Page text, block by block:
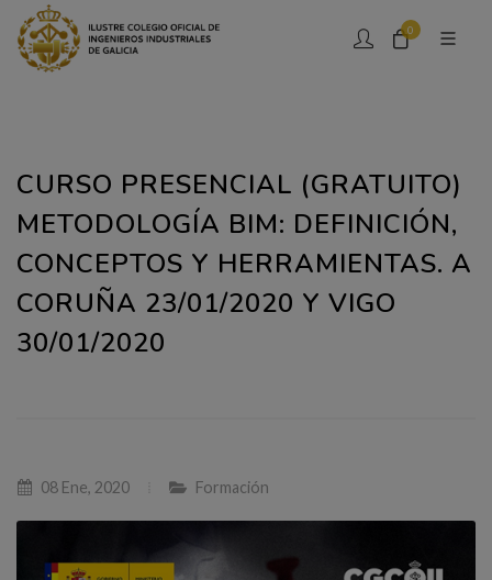
0
CURSO PRESENCIAL (GRATUITO)
METODOLOGÍA BIM: DEFINICIÓN,
CONCEPTOS Y HERRAMIENTAS. A
CORUÑA 23/01/2020 Y VIGO
30/01/2020
08 Ene, 2020 Formación